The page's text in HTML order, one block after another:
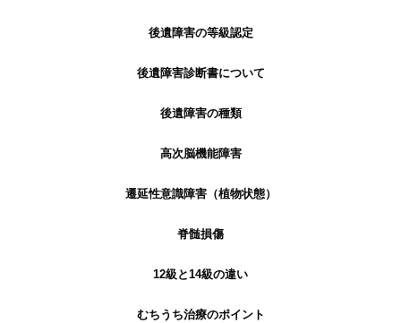
後遺障害の等級認定
後遺障害診断書について
後遺障害の種類
高次脳機能障害
遷延性意識障害（植物状態）
脊髄損傷
12級と14級の違い
むちうち治療のポイント